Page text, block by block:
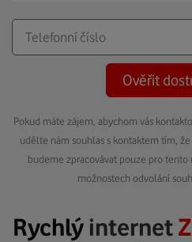
Ověřit
Pokud máte zájem, abychom vás
udělte nám souhlas s kontaktem tím,
budeme zpracovávat pouze pro
možnostech odvolání
Rychlýinternet